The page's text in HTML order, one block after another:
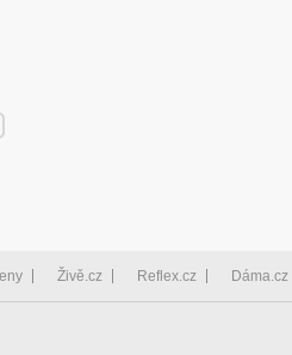
Živě.cz Reflex.cz Dáma.cz